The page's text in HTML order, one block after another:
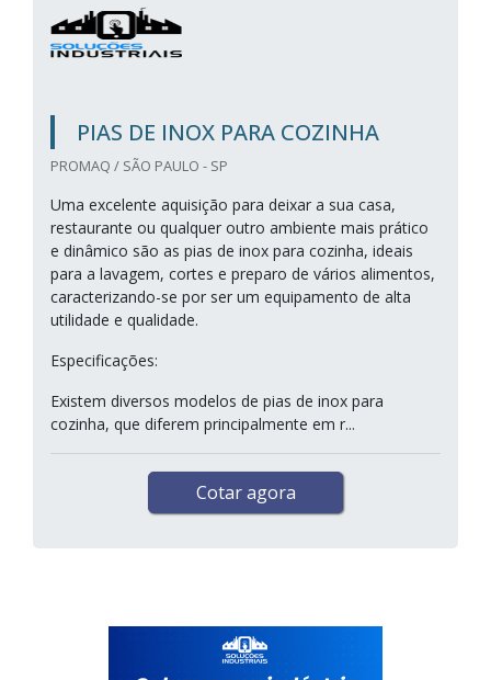
PIAS DE INOX PARA COZINHA
PROMAQ / SÃO PAULO - SP
Uma excelente aquisição para deixar a sua casa,
restaurante ou qualquer outro ambiente mais prático
e dinâmico são as pias de inox para cozinha, ideais
para a lavagem, cortes e preparo de vários alimentos,
caracterizando-se por ser um equipamento de alta
utilidade e qualidade.
Especificações:
Existem diversos modelos de pias de inox para
cozinha, que diferem principalmente em r...
Cotar agora